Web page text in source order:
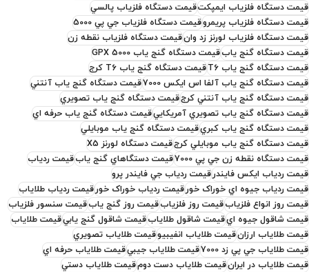
قيمت دستگاه فلزياب ايمپکتقيمت دستگاه فلزياب پالسي
قيمت دستگاه فلزياب پريمروقيمت دستگاه فلزياب جي پي 5000
قيمت دستگاه فلزياب لورنز زد وانقيمت دستگاه فلزياب نقطه زن
قيمت دستگاه گنج يابقيمت دستگاه گنج ياب GPX 5000
قيمت دستگاه گنج ياب T6
قيمت دستگاه گنج ياب T6 کرج
قيمت دستگاه گنج ياب آلفا اس ايکس 7000
قيمت دستگاه گنج ياب آنتني
قيمت دستگاه گنج ياب آنتني کرجقيمت دستگاه گنج ياب تصويري
قيمت دستگاه گنج ياب تصويري آمريکاييقيمت دستگاه گنج ياب حرفه اي
قيمت دستگاه گنج ياب کبريقيمت دستگاه گنج ياب موبايلي
قيمت دستگاه گنج ياب موبايلي کرجقيمت دستگاه لورنز X5
قيمت دستگاه نقطه زن جي پي 7000
قيمت دستگاهاي گنج يابقيمت ردياب
قيمت ردياب ايکس فايندرقيمت ردياب جي فايندر پرو
قيمت ردياب جيوه اي خوراک خورقيمت ردياب خوراک خورقيمت ردياب طلاياب
قيمت روز انواع فلزيابقيمت روز فلزيابقيمت روز گنج يابقيمت سنسور فلزياب
قيمت شاقول جيوه ايقيمت شاقول طلايابقيمت شاقول گنج يابيقيمت طلاياب
قيمت طلاياب ارزانقيمت طلاياب انفيبيوقيمت طلاياب تصويري
قيمت طلاياب جي پي زد 7000
قيمت طلاياب جيبيقيمت طلاياب حرفه اي
قيمت طلاياب در ايرانقيمت طلاياب دست دومقيمت طلاياب دستي